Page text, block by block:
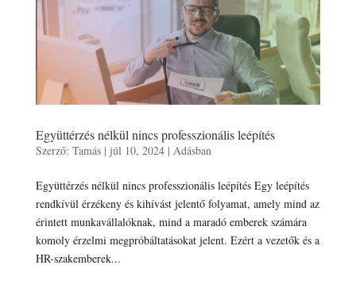
Együttérzés nélkül nincs professzionális leépítés
Szerző: Tamás| júl 10, 2024| Adásban
Együttérzés nélkül nincs professzionális leépítés Egy leépítés
rendkívül érzékeny és kihívást jelentő folyamat, amely mind az
érintett munkavállalóknak, mind a maradó emberek számára
komoly érzelmi megpróbáltatásokat jelent. Ezért a vezetők és a
HR-szakemberek...